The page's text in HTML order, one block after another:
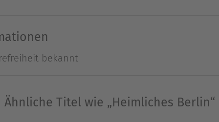
Übersetzungen von französischen
(späteren) Ehere Frau, der Journalistin Helen
Films „Jules et Jim“. Franz Hessel starb 1941
bekannt
Ähnliche Titel wie „Heimliches Berlin“